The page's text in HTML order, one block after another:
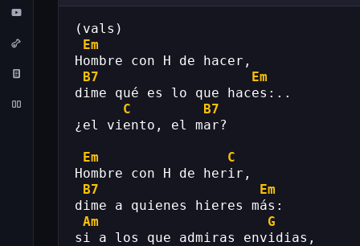
(vals)
Em
Hombre con H de hacer,
B7
Em
dime qué es lo que haces:..
C
B7
¿el viento, el mar?
Em
C
Hombre con H de herir,
B7
Em
dime a quienes hieres más:
Am
G
si a los que admiras envidias,